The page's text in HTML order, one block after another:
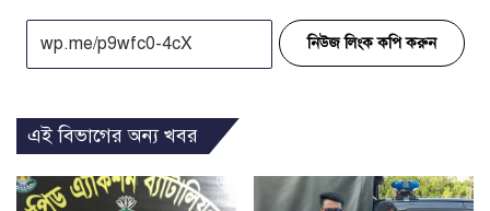
নিউজ লিংক কপি করুন
এই বিভাগের অন্য খবর